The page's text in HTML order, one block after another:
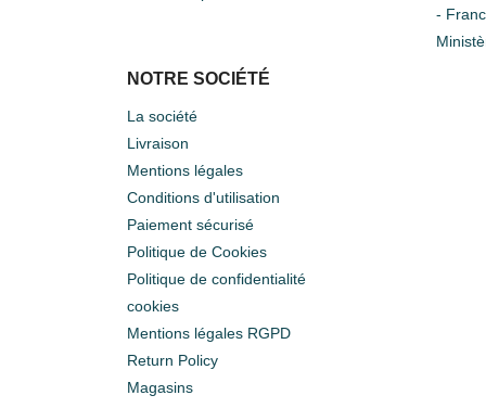
-
NOTRE SOCIÉTÉ
La société
Livraison
Mentions légales
Conditions d'utilisation
Paiement sécurisé
Politique de Cookies
Politique de confidentialité
cookies
Mentions légales RGPD
Return Policy
Magasins